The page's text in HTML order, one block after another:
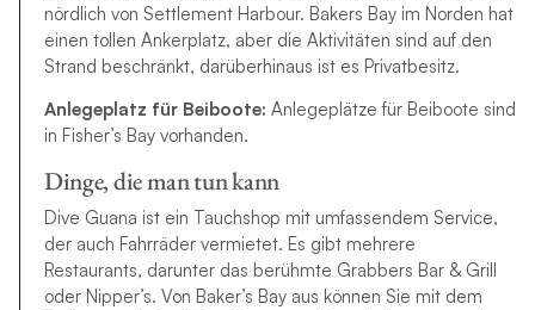
nördlich von Settlement Harbour. Bakers Bay im Norden hat
einen tollen Ankerplatz, aber die Aktivitäten sind auf den
Strand beschränkt, darüberhinaus ist es Privatbesitz.
Anlegeplatz für Beiboote: Anlegeplätze für Beiboote sind
in Fisher’s Bay vorhanden.
Dinge, die man tun kann
Dive Guana ist ein Tauchshop mit umfassendem Service,
der auch Fahrräder vermietet. Es gibt mehrere
Restaurants, darunter das berühmte Grabbers Bar & Grill
oder Nipper’s. Von Baker’s Bay aus können Sie mit dem